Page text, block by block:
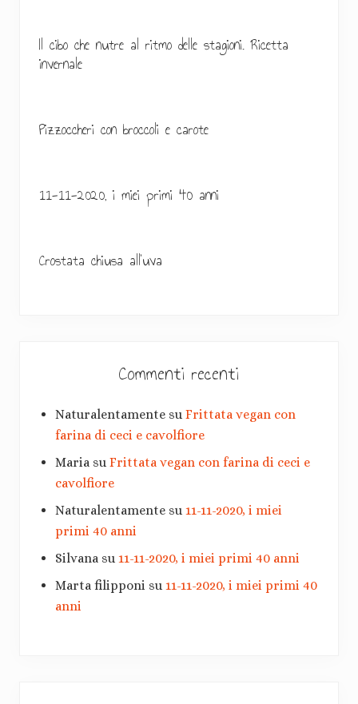
Il cibo che nutre al ritmo delle stagioni. Ricetta
invernale
Pizzoccheri con broccoli e carote
11-11-2020, i miei primi 40 anni
Crostata chiusa all’uva
Commenti recenti
Naturalentamente su Frittata vegan con
farina di ceci e cavolfiore
Maria su Frittata vegan con farina di ceci e
cavolfiore
Naturalentamente su 11-11-2020, i miei
primi 40 anni
Silvana su 11-11-2020, i miei primi 40 anni
Marta filipponi su 11-11-2020, i miei primi 40
anni